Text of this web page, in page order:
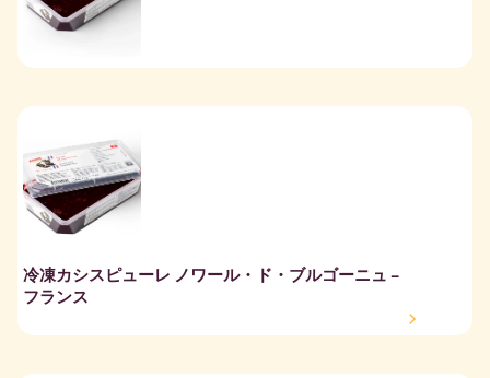
冷凍カシスピューレ ノワール・ド・ブルゴーニュ –
フランス